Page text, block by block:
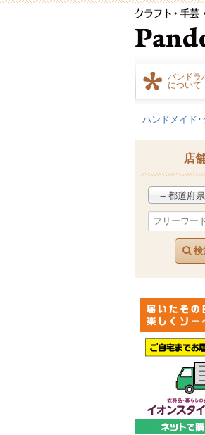
パンドラ
について
ハンドメイド
店
-- 都道府
検